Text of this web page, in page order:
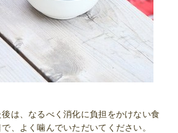
は、なるべく消化に負担をかけない食
、よく噛んでいただいてください。